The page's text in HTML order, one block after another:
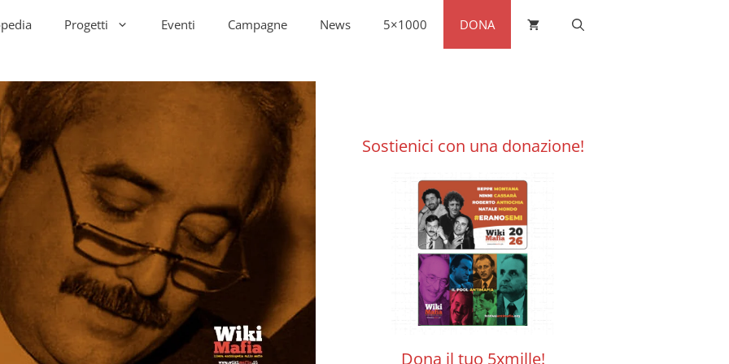
Progetti Eventi Campagne News 5×1000 DONA
Sostienici con una donazione!
Dona il tuo 5xmille!